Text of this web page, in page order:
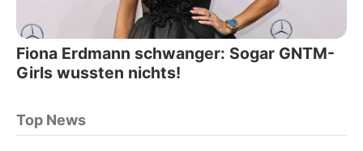
Fiona Erdmann schwanger: Sogar GNTM-
Girls wussten nichts!
Top News